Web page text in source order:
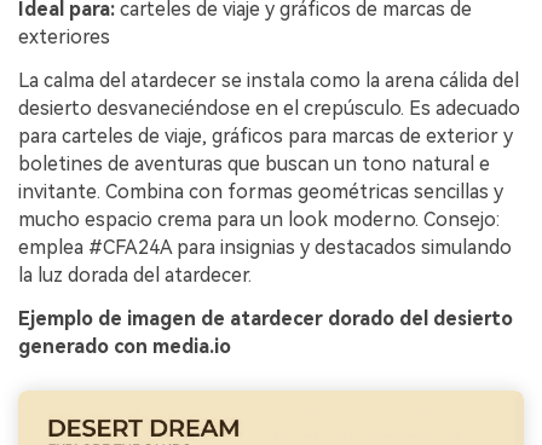
Ideal para: carteles de viaje y gráficos de marcas de
exteriores
La calma del atardecer se instala como la arena cálida del
desierto desvaneciéndose en el crepúsculo. Es adecuado
para carteles de viaje, gráficos para marcas de exterior y
boletines de aventuras que buscan un tono natural e
invitante. Combina con formas geométricas sencillas y
mucho espacio crema para un look moderno. Consejo:
emplea #CFA24A para insignias y destacados simulando
la luz dorada del atardecer.
Ejemplo de imagen de atardecer dorado del desierto
generado con media.io